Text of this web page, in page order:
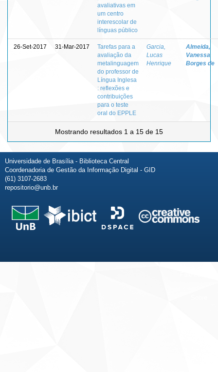
avaliativas em
um centro
interescolar de
línguas público
26-Set-2017 31-Mar-2017
Tarefas para a
avaliação da
metalinguagem
do professor de
Língua Inglesa
: reflexões e
contribuições
para o teste
oral do EPPLE
Garcia,
Lucas
Henrique
Almeida,
Vanessa
Borges de
Mostrando resultados 1 a 15 de 15
Universidade de Brasília - Biblioteca Central
Coordenadoria de Gestão da Informação Digital - GID
(61) 3107-2683
repositorio@unb.br